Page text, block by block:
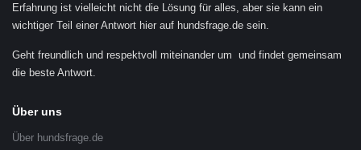
Erfahrung ist vielleicht nicht die Lösung für alles, aber sie kann ein
wichtiger Teil einer Antwort hier auf hundsfrage.de sein.
Geht freundlich und respektvoll miteinander um und findet gemeinsam
die beste Antwort.
Über uns
Über hundsfrage.de